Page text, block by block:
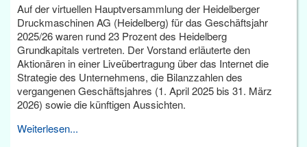
Auf der virtuellen Hauptversammlung der Heidelberger
Druckmaschinen AG (Heidelberg) für das Geschäftsjahr
2025/26 waren rund 23 Prozent des Heidelberg
Grundkapitals vertreten. Der Vorstand erläuterte den
Aktionären in einer Liveübertragung über das Internet die
Strategie des Unternehmens, die Bilanzzahlen des
vergangenen Geschäftsjahres (1. April 2025 bis 31. März
2026) sowie die künftigen Aussichten.
Weiterlesen...